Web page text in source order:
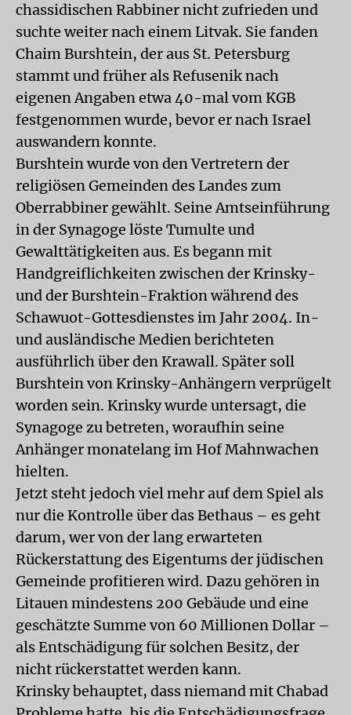
chassidischen Rabbiner nicht zufrieden und
suchte weiter nach einem Litvak. Sie fanden
Chaim Burshtein, der aus St. Petersburg
stammt und früher als Refusenik nach
eigenen Angaben etwa 40-mal vom KGB
festgenommen wurde, bevor er nach Israel
auswandern konnte.
Burshtein wurde von den Vertretern der
religiösen Gemeinden des Landes zum
Oberrabbiner gewählt. Seine Amtseinführung
in der Synagoge löste Tumulte und
Gewalttätigkeiten aus. Es begann mit
Handgreiflichkeiten zwischen der Krinsky-
und der Burshtein-Fraktion während des
Schawuot-Gottesdienstes im Jahr 2004. In-
und ausländische Medien berichteten
ausführlich über den Krawall. Später soll
Burshtein von Krinsky-Anhängern verprügelt
worden sein. Krinsky wurde untersagt, die
Synagoge zu betreten, woraufhin seine
Anhänger monatelang im Hof Mahnwachen
hielten.
Jetzt steht jedoch viel mehr auf dem Spiel als
nur die Kontrolle über das Bethaus – es geht
darum, wer von der lang erwarteten
Rückerstattung des Eigentums der jüdischen
Gemeinde profitieren wird. Dazu gehören in
Litauen mindestens 200 Gebäude und eine
geschätzte Summe von 60 Millionen Dollar –
als Entschädigung für solchen Besitz, der
nicht rückerstattet werden kann.
Krinsky behauptet, dass niemand mit Chabad